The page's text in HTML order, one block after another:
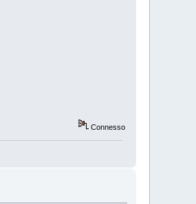
Connesso